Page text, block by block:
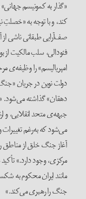
«گذار به کمونیسم
کند، و با توجه به «خصلتِ
صف‌آرایی طبقاتی ناشی از
فئودالی، سلب مالکیت از
امپریالیسم» را وظیفه‌ی
دولت نوین در جریان
دهقان» گذاشته می‌شود.
جبهه‌ی متحد انقلابی، و
می‌شود که به‌رغم تغییرات
آغاز جنگ خلق از مناطق
مرکزی، وجود دارد.»
مانند ایران محکوم به
جنگ را رهبری می‌کند.»